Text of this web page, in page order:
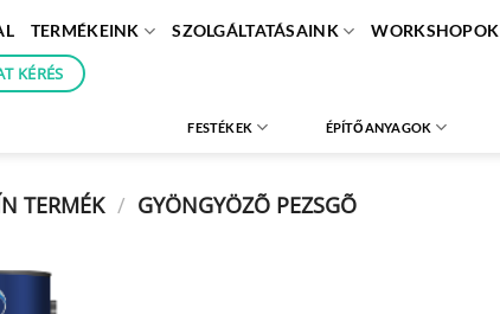
TERMÉKEINK SZOLGÁLTATÁSAINK WORKSHOPOK
KÉRÉS
FESTÉKEK ÉPÍTŐANYAGOK
TERMÉK / GYÖNGYÖZÕ PEZSGÕ